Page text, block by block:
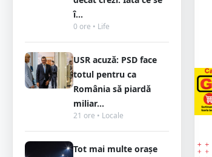
î...
0 ore • Life
USR acuză: PSD face
totul pentru ca
România să piardă
miliar...
21 ore • Locale
Tot mai multe orașe